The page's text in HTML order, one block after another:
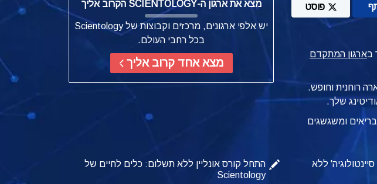
פוסט
בארגון המתקדם
שלך.
ומשגשגים
מצא את ארגון ה-SCIENTOLOGY הקרוב אליך
יש אלפי ארגונים, מרכזים וקבוצות של Scientology
בכל רחבי העולם.
מצא אחד קרוב אליך
ללא
התחל קורס אונליין ללא תשלום: כלים לחיים של
Scientology